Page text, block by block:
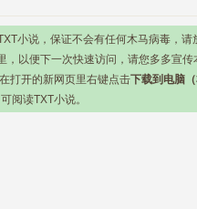
小说，保证不会有任何木马病毒，请
以便下一次快速访问，请您多多宣传
在打开的新网页里右键点击下载到电脑（
阅读TXT小说。